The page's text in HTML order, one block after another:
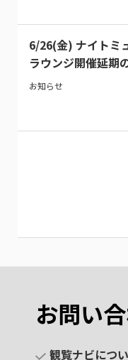
6/26(金) ナイトミ
ラウンジ開催延期
お知らせ
お問い
観覧ナビにつ